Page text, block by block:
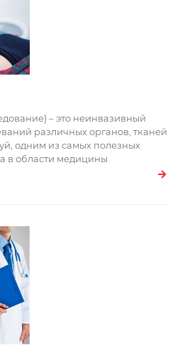
– это неинвазивный
различных органов, тканей
одним из самых полезных
в области медицины